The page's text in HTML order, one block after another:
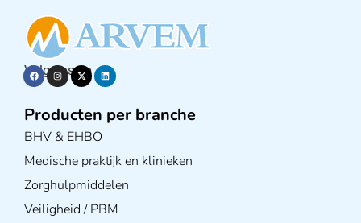
Volg ons op
Producten per branche
BHV & EHBO
Medische praktijk en klinieken
Zorghulpmiddelen
Veiligheid / PBM